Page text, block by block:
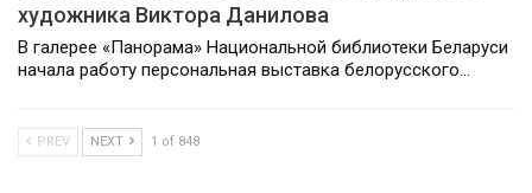
художника Виктора Данилова
В галерее «Панорама» Национальной библиотеки Беларуси
начала работу персональная выставка белорусского…
PREV NEXT 1 of 848